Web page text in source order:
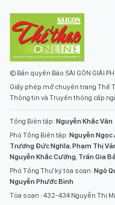
© Bản quyền Báo SÀI GÒN GIẢI
Giấy phép mở chuyên trang Thể
Thông tin và Truyền thông cấp
Tổng Biên tập: Nguyễn Khắc Văn
Phó Tổng Biên tập: Nguyễn Ngọc
Trương Đức Nghĩa,Phạm Thị
Nguyễn Khắc Cường, Trần Gia
Phó Tổng Thư ký tòa soạn: Ngô
Nguyễn Phước Bình
Tòa soạn : 432-434 Nguyễn Thị